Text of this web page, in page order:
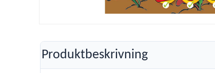
Produktbeskrivning